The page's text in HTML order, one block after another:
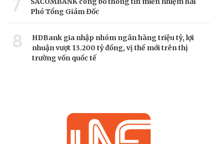
7
Phó Tổng Giám Đốc
8
HDBank gia nhập nhóm ngân hàng triệu tỷ, lợi
nhuận vượt 13.200 tỷ đồng, vị thế mới trên thị
trường vốn quốc tế